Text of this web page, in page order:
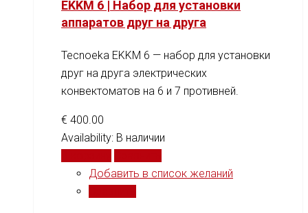
EKKM 6 | Набор для установки
аппаратов друг на друга
Tecnoeka EKKM 6 — набор для установки
друг на друга электрических
конвектоматов на 6 и 7 противней.
€ 400.00
Availability: В наличии
Добавить в список желаний